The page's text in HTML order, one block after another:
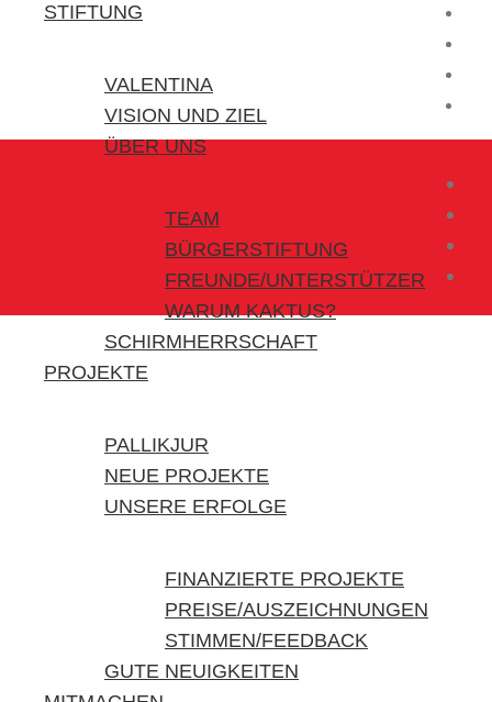
STIFTUNG
VALENTINA
VISION UND ZIEL
ÜBER UNS
TEAM
BÜRGERSTIFTUNG
FREUNDE/UNTERSTÜTZER
WARUM KAKTUS?
SCHIRMHERRSCHAFT
PROJEKTE
PALLIKJUR
NEUE PROJEKTE
UNSERE ERFOLGE
FINANZIERTE PROJEKTE
PREISE/AUSZEICHNUNGEN
STIMMEN/FEEDBACK
GUTE NEUIGKEITEN